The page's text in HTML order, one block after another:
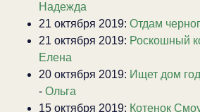
Надежда
21 октября 2019: Отдам
21 октября 2019: Роскошный
Елена
20 октября 2019: Ищет дом
- Ольга
15 октября 2019: Котенок